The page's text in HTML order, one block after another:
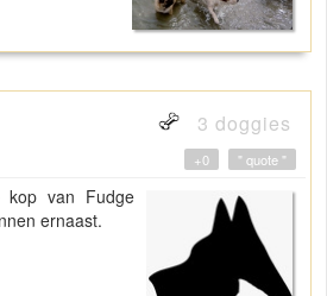
3 doggies
" quote "
+0
kop van Fudge
ernaast.